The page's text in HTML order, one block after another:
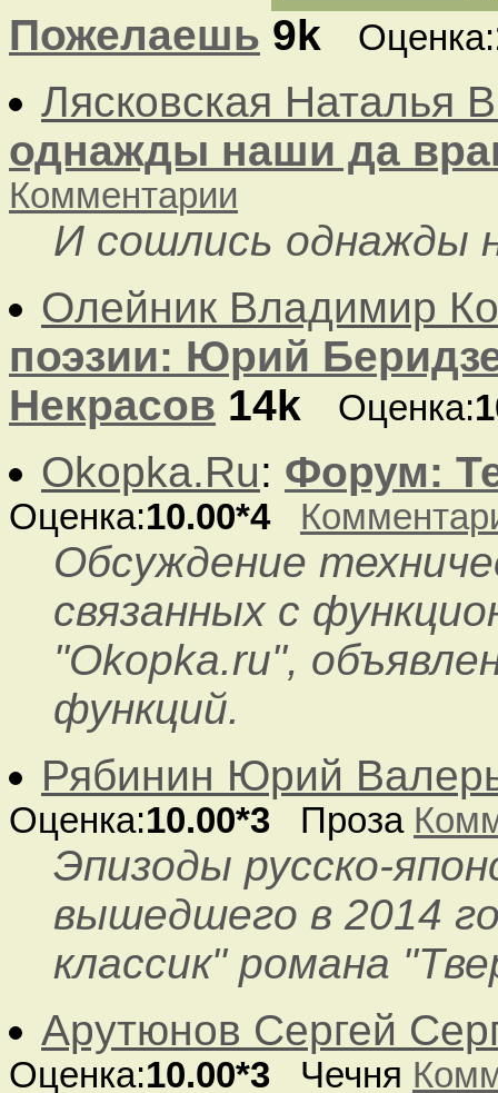
Пожелаешь 9k Оценка:
Лясковская Наталья
однажды наши да
Комментарии
И сошлись однажды
Олейник Владимир
поэзии: Юрий
Некрасов 14k Оценка:
Okopka.Ru: Форум:
Оценка:10.00*4
Обсуждение
связанных с
"Okopka.ru",
функций.
Рябинин Юрий
Оценка:10.00*3 Проза
Эпизоды русско-
вышедшего в 2014
классик" романа
Арутюнов Сергей
Оценка:10.00*3 Чечня